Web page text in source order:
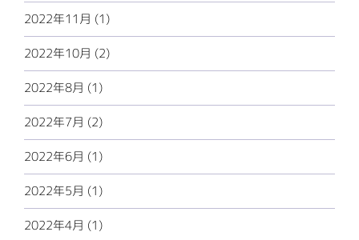
2022年11月 (1)
2022年10月 (2)
2022年8月 (1)
2022年7月 (2)
2022年6月 (1)
2022年5月 (1)
2022年4月 (1)